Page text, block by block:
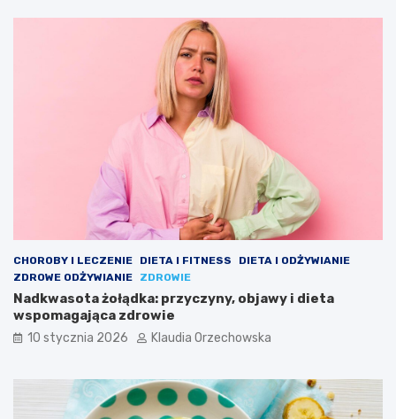
CHOROBY I LECZENIE DIETA I FITNESS
DIETA I ODŻYWIANIE
ZDROWE ODŻYWIANIE
ZDROWIE
Nadkwasota żołądka: przyczyny, objawy i dieta
wspomagająca zdrowie
10 stycznia 2026 Klaudia Orzechowska